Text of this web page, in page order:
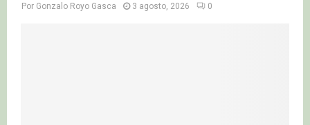
Por Gonzalo Royo Gasca 3 agosto, 2026 0